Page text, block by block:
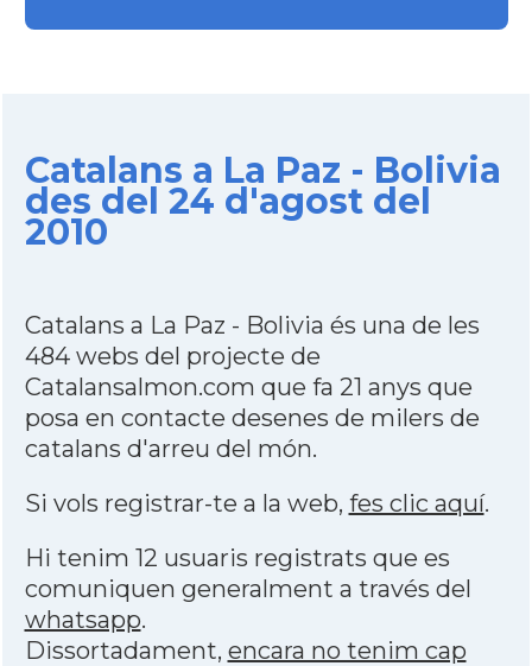
Catalans a La Paz - Bolivia
des del 24 d'agost del
2010
Catalans a La Paz - Bolivia és una de les
484 webs del projecte de
Catalansalmon.com que fa 21 anys que
posa en contacte desenes de milers de
catalans d'arreu del món.
Si vols registrar-te a la web, fes clic aquí.
Hi tenim 12 usuaris registrats que es
comuniquen generalment a través del
whatsapp.
Dissortadament, encara no tenim cap